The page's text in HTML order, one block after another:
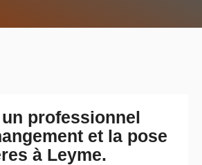
professionnel
et la pose
à Leyme.